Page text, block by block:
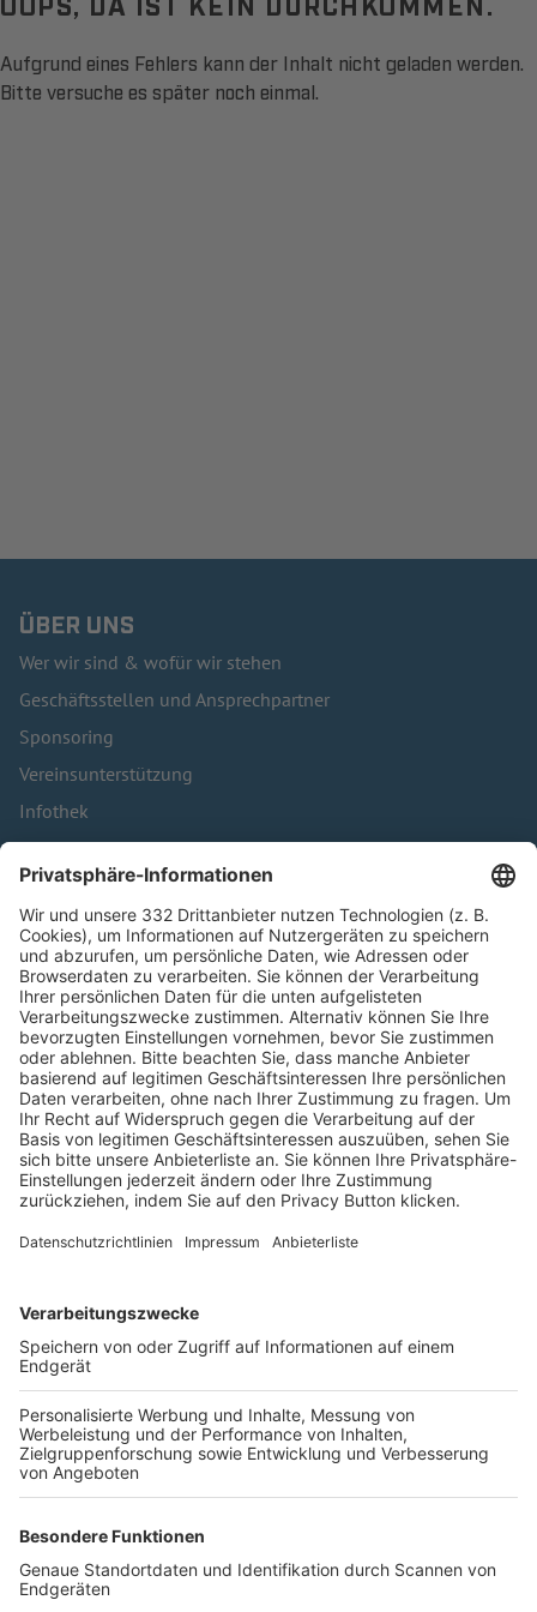
Aufgrund eines Fehlers kann der Inhalt nicht geladen werden.
Bitte versuche es später noch einmal.
ÜBER UNS
Wer wir sind & wofür wir stehen
Geschäftsstellen und Ansprechpartner
Sponsoring
Vereinsunterstützung
Infothek
Kontakt
HÄUFIG BESUCHTE SEITEN
Pässe und Vereinswechsel
Trainerausbildung
Schulungsangebot Vereinsmitarbeiter
BFV-Geschäftsstellen
Trainerbörse
Login SpielPlus
FOLGE DEM BFV
TOP-VEREINE
TOP-PARTNER